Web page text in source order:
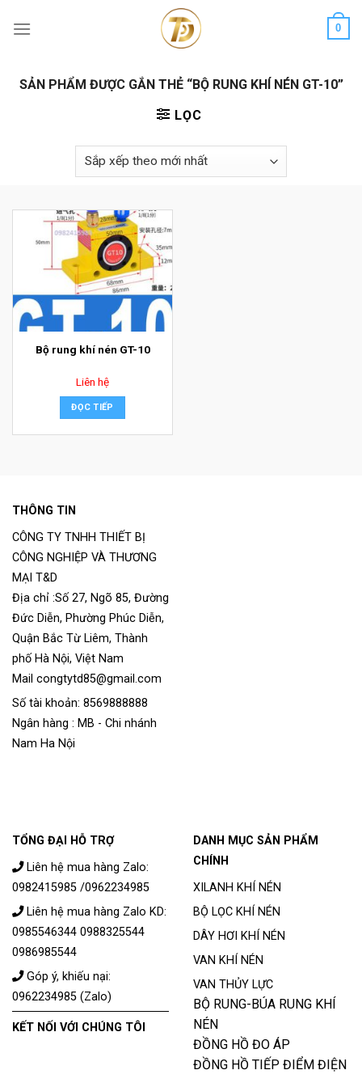
0
SẢN PHẨM ĐƯỢC GẮN THẺ “BỘ RUNG KHÍ NÉN GT-10”
LỌC
Bộ rung khí nén GT-10
Liên hệ
ĐỌC TIẾP
THÔNG TIN
CÔNG TY TNHH THIẾT BỊ
CÔNG NGHIỆP VÀ THƯƠNG
MẠI T&D
Địa chỉ :Số 27, Ngõ 85, Đường
Đức Diễn, Phường Phúc Diễn,
Quận Bắc Từ Liêm, Thành
phố Hà Nội, Việt Nam
Mail congtytd85@gmail.com
Số tài khoản: 8569888888
Ngân hàng : MB - Chi nhánh
Nam Ha Nội
TỔNG ĐẠI HỖ TRỢ
Liên hệ mua hàng Zalo:
0982415985 /0962234985
Liên hệ mua hàng Zalo KD:
0985546344 0988325544
0986985544
Góp ý, khiếu nại:
0962234985 (Zalo)
KẾT NỐI VỚI CHÚNG TÔI
DANH MỤC SẢN PHẨM
CHÍNH
XILANH KHÍ NÉN
BỘ LỌC KHÍ NÉN
DÂY HƠI KHÍ NÉN
VAN KHÍ NÉN
VAN THỦY LỰC
BỘ RUNG-BÚA RUNG KHÍ
NÉN
ĐỒNG HỒ ĐO ÁP
ĐỒNG HỒ TIẾP ĐIỂM ĐIỆN